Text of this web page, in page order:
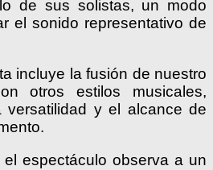
de sus solistas, un modo
el sonido representativo de
incluye la fusión de nuestro
otros estilos musicales,
y el alcance de
espectáculo observa a un